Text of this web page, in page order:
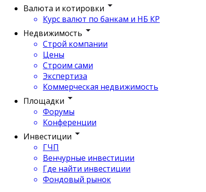
Валюта и котировки
Курс валют по банкам и НБ КР
Недвижимость
Строй компании
Цены
Строим сами
Экспертиза
Коммерческая недвижимость
Площадки
Форумы
Конференции
Инвестиции
ГЧП
Венчурные инвестиции
Где найти инвестиции
Фондовый рынок